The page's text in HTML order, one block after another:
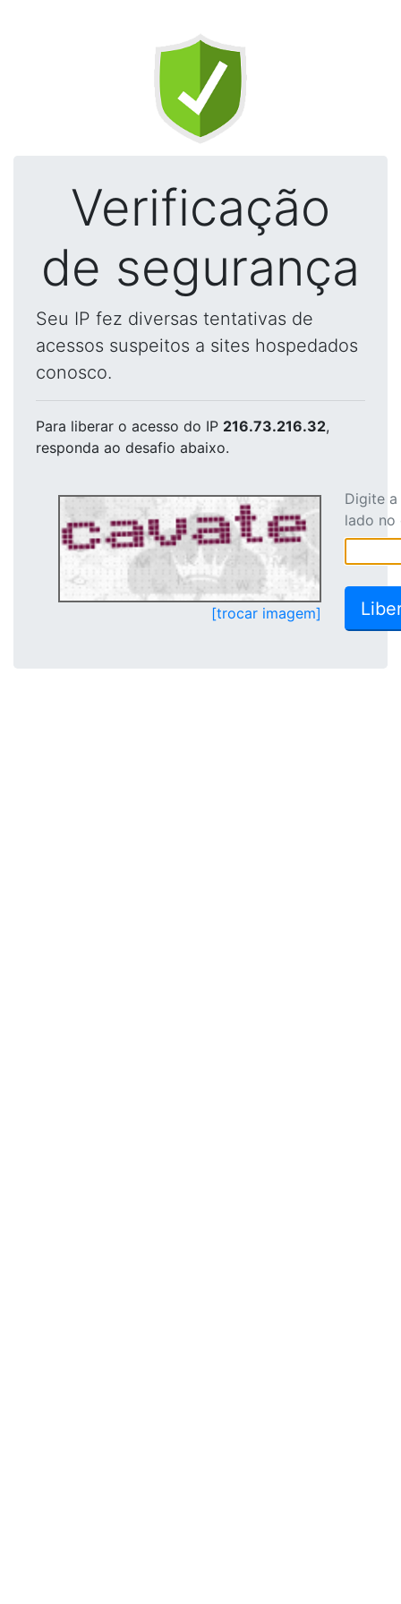
Verificação
de segurança
Seu IP fez diversas tentativas de
acessos suspeitos a sites hospedados
conosco.
Para liberar o acesso do IP 216.73.216.32,
responda ao desafio abaixo.
[trocar imagem]
Digite
lado no